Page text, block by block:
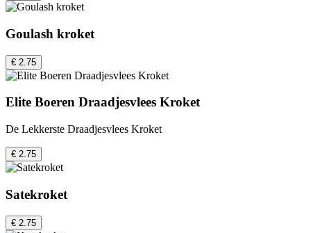
Goulash kroket
€ 2.75
Elite Boeren Draadjesvlees Kroket
De Lekkerste Draadjesvlees Kroket
€ 2.75
Satekroket
€ 2.75